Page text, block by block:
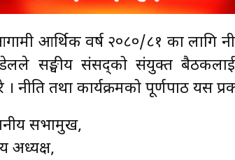
आर्थिक वर्ष २०८०/८१ का लागि
पौडेलले सङ्घीय संसद्को संयुक्त
नीति तथा कार्यक्रमको पूर्णपाठ यस
सभामुख,
अध्यक्ष,